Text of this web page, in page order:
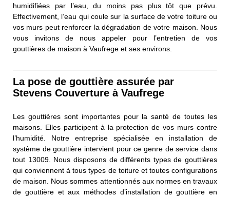
humidifiées par l’eau, du moins pas plus tôt que prévu.
Effectivement, l’eau qui coule sur la surface de votre toiture ou
vos murs peut renforcer la dégradation de votre maison. Nous
vous invitons de nous appeler pour l’entretien de vos
gouttières de maison à Vaufrege et ses environs.
La pose de gouttière assurée par
Stevens Couverture à Vaufrege
Les gouttières sont importantes pour la santé de toutes les
maisons. Elles participent à la protection de vos murs contre
l’humidité. Notre entreprise spécialisée en installation de
système de gouttière intervient pour ce genre de service dans
tout 13009. Nous disposons de différents types de gouttières
qui conviennent à tous types de toiture et toutes configurations
de maison. Nous sommes attentionnés aux normes en travaux
de gouttière et aux méthodes d’installation de gouttière en